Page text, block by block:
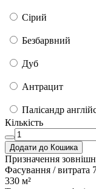
Сірий
Безбарвний
Дуб
Антрацит
Палісандр
Кількість
Додати до Кошика
Призначення
Фасування / витрата
330 м²